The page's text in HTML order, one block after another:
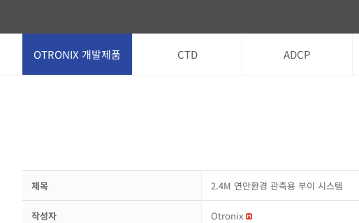
OTRONIX 개발제품 CTD ADCP
제목 2.4M 연안환경 관측용 부이 시스템
작성자 Otronix